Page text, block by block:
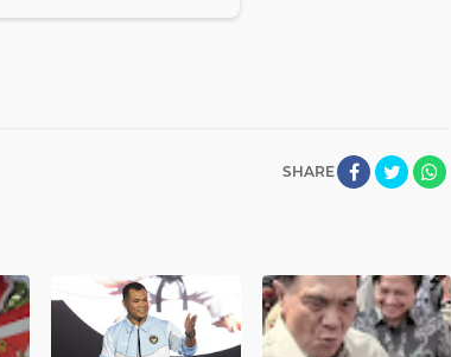
SHARE